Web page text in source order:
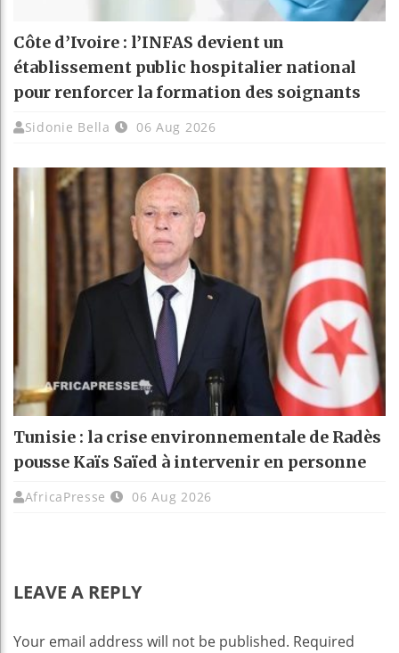
Côte d’Ivoire : l’INFAS devient un
établissement public hospitalier national
pour renforcer la formation des soignants
Sidonie Bella 06 Aug 2026
Tunisie : la crise environnementale de Radès
pousse Kaïs Saïed à intervenir en personne
AfricaPresse 06 Aug 2026
LEAVE A REPLY
Your email address will not be published. Required